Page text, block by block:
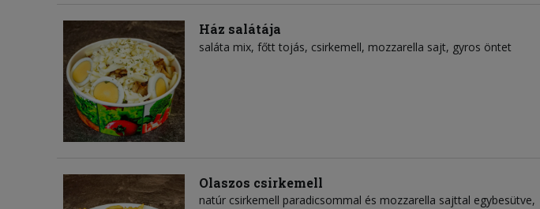
Ház salátája
saláta mix főtt tojás csirkemell mozzarella sajt gyros öntet
Olaszos csirkemell
natúr csirkemell paradicsommal és mozzarella sajttal egybesütve,